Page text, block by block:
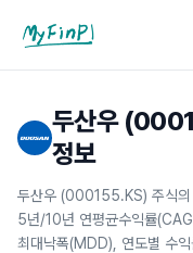
마이핀플
두산우
정보
두산우 (000155.KS) 주식의
5년/10년 연평균수익률
최대낙폭(MDD), 연도별 수